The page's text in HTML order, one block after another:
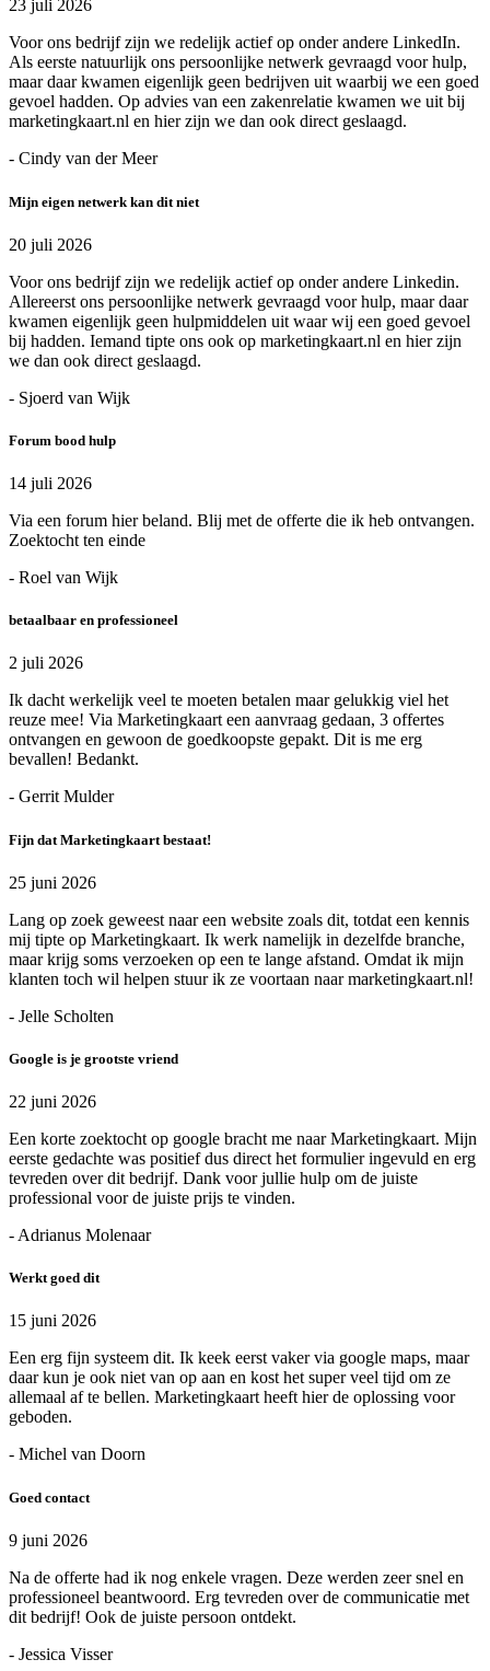
23 juli 2026
Voor ons bedrijf zijn we redelijk actief op onder andere LinkedIn.
Als eerste natuurlijk ons persoonlijke netwerk gevraagd voor hulp,
maar daar kwamen eigenlijk geen bedrijven uit waarbij we een goed
gevoel hadden. Op advies van een zakenrelatie kwamen we uit bij
marketingkaart.nl en hier zijn we dan ook direct geslaagd.
- Cindy van der Meer
Mijn eigen netwerk kan dit niet
20 juli 2026
Voor ons bedrijf zijn we redelijk actief op onder andere Linkedin.
Allereerst ons persoonlijke netwerk gevraagd voor hulp, maar daar
kwamen eigenlijk geen hulpmiddelen uit waar wij een goed gevoel
bij hadden. Iemand tipte ons ook op marketingkaart.nl en hier zijn
we dan ook direct geslaagd.
- Sjoerd van Wijk
Forum bood hulp
14 juli 2026
Via een forum hier beland. Blij met de offerte die ik heb ontvangen.
Zoektocht ten einde
- Roel van Wijk
betaalbaar en professioneel
2 juli 2026
Ik dacht werkelijk veel te moeten betalen maar gelukkig viel het
reuze mee! Via Marketingkaart een aanvraag gedaan, 3 offertes
ontvangen en gewoon de goedkoopste gepakt. Dit is me erg
bevallen! Bedankt.
- Gerrit Mulder
Fijn dat Marketingkaart bestaat!
25 juni 2026
Lang op zoek geweest naar een website zoals dit, totdat een kennis
mij tipte op Marketingkaart. Ik werk namelijk in dezelfde branche,
maar krijg soms verzoeken op een te lange afstand. Omdat ik mijn
klanten toch wil helpen stuur ik ze voortaan naar marketingkaart.nl!
- Jelle Scholten
Google is je grootste vriend
22 juni 2026
Een korte zoektocht op google bracht me naar Marketingkaart. Mijn
eerste gedachte was positief dus direct het formulier ingevuld en erg
tevreden over dit bedrijf. Dank voor jullie hulp om de juiste
professional voor de juiste prijs te vinden.
- Adrianus Molenaar
Werkt goed dit
15 juni 2026
Een erg fijn systeem dit. Ik keek eerst vaker via google maps, maar
daar kun je ook niet van op aan en kost het super veel tijd om ze
allemaal af te bellen. Marketingkaart heeft hier de oplossing voor
geboden.
- Michel van Doorn
Goed contact
9 juni 2026
Na de offerte had ik nog enkele vragen. Deze werden zeer snel en
professioneel beantwoord. Erg tevreden over de communicatie met
dit bedrijf! Ook de juiste persoon ontdekt.
- Jessica Visser